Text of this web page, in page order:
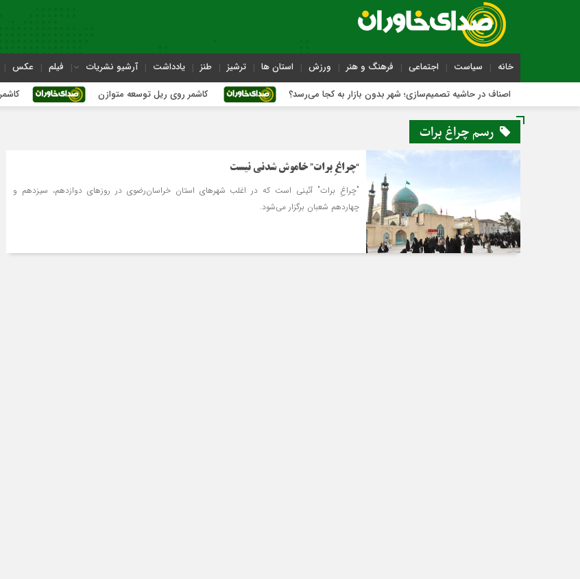
خانه سیاست اجتماعی فرهنگ و هنر ورزش استان ها ترشیز طنز یادداشت آرشیو نشریات فیلم عکس
اصناف در حاشیه تصمیم‌سازی؛ شهر بدون بازار به کجا می‌رسد؟ کاشمر روی ریل توسعه متوازن کاشمر؛ عبور از
رسم چراغ برات
“چراغِ برات” خاموش شدنی نیست
"چراغِ برات" آئینی است که در اغلب شهرهای استان خراسان‌رضوی در روزهای دوازدهم، سیزدهم و
چهاردهم شعبان برگزار می‌شود.